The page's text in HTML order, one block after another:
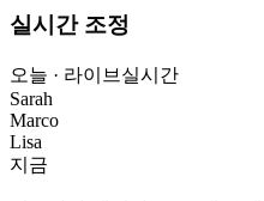
실시간 조정
오늘 · 라이브 실시간
Sarah
Marco
Lisa
지금